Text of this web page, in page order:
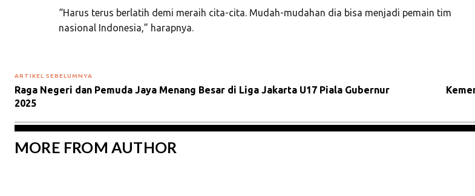
“Harus terus berlatih demi meraih cita-cita. Mudah-mudahan dia bisa menjadi pemain tim
nasional Indonesia,” harapnya.
ARTIKEL SEBELUMNYA
Raga Negeri dan Pemuda Jaya Menang Besar di Liga Jakarta U17 Piala Gubernur
2025
MORE FROM AUTHOR